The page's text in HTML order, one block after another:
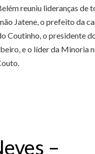
reuniu lideranças de
Jatene, o prefeito da
Coutinho, o presidente
e o líder da Minoria
–